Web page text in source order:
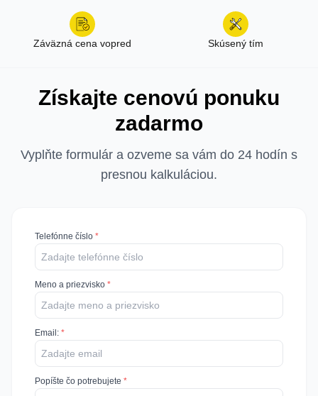
Záväzná cena vopred Skúsený tím
Získajte cenovú ponuku
zadarmo
Vyplňte formulár a ozveme sa vám do 24 hodín s
presnou kalkuláciou.
Telefónne číslo *
Meno a priezvisko *
Email : *
Popíšte čo potrebujete *